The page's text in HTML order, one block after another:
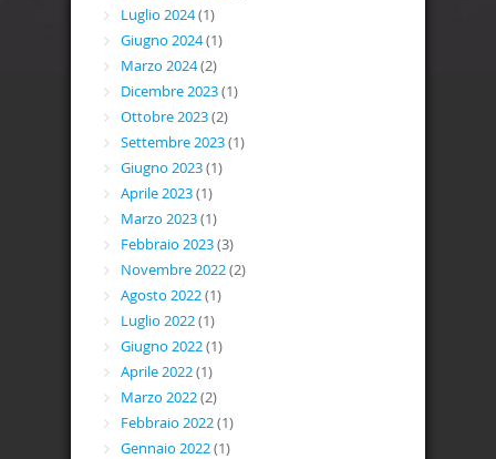
Luglio 2024(1)
Giugno 2024(1)
Marzo 2024(2)
Dicembre 2023(1)
Ottobre 2023(2)
Settembre 2023(1)
Giugno 2023(1)
Aprile 2023(1)
Marzo 2023(1)
Febbraio 2023(3)
Novembre 2022(2)
Agosto 2022(1)
Luglio 2022(1)
Giugno 2022(1)
Aprile 2022(1)
Marzo 2022(2)
Febbraio 2022(1)
Gennaio 2022(1)